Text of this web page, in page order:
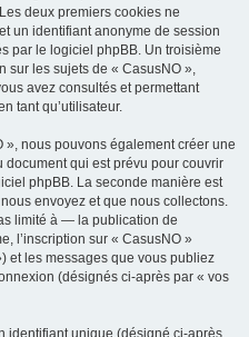
deux premiers cookies ne
un identifiant anonyme de session
par le logiciel phpBB. Un troisième
sur les sujets de « CasusNO »,
avez consultés et permettant
tant qu’utilisateur.
», nous pouvons également créer une
qui est prévu pour couvrir
phpBB. La seconde manière est
envoyez et que nous collectons.
limité à — la publication de
l’inscription sur « CasusNO »
et les messages que vous publiez
(désignés ci-après par « vos
identifiant unique (désigné ci-après